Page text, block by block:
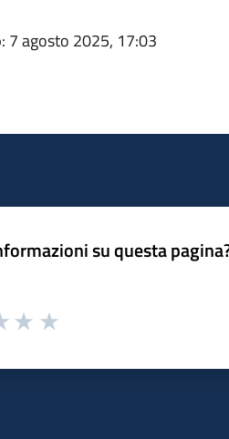
: 7 agosto 2025, 17:03
su questa